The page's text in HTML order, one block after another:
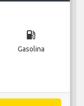
local_gas_station
Gasolina